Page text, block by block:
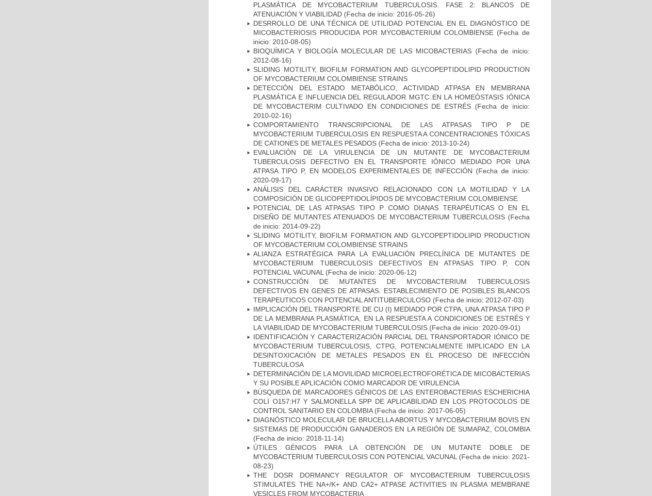
PLASMÁTICA DE MYCOBACTERIUM TUBERCULOSIS. FASE 2: BLANCOS DE
ATENUACIÓN Y VIABILIDAD (Fecha de inicio: 2016-05-26)
DESRROLLO DE UNA TÉCNICA DE UTILIDAD POTENCIAL EN EL DIAGNÓSTICO DE
MICOBACTERIOSIS PRODUCIDA POR MYCOBACTERIUM COLOMBIENSE (Fecha de
inicio: 2010-08-05)
BIOQUÍMICA Y BIOLOGÍA MOLECULAR DE LAS MICOBACTERIAS (Fecha de inicio:
2012-08-16)
SLIDING MOTILITY, BIOFILM FORMATION AND GLYCOPEPTIDOLIPID PRODUCTION
OF MYCOBACTERIUM COLOMBIENSE STRAINS
DETECCIÓN DEL ESTADO METABÓLICO, ACTIVIDAD ATPASA EN MEMBRANA
PLASMÁTICA E INFLUENCIA DEL REGULADOR MGTC EN LA HOMEÓSTASIS IÓNICA
DE MYCOBACTERIM CULTIVADO EN CONDICIONES DE ESTRÉS (Fecha de inicio:
2010-02-16)
COMPORTAMIENTO TRANSCRIPCIONAL DE LAS ATPASAS TIPO P DE
MYCOBACTERIUM TUBERCULOSIS EN RESPUESTA A CONCENTRACIONES TÓXICAS
DE CATIONES DE METALES PESADOS (Fecha de inicio: 2013-10-24)
EVALUACIÓN DE LA VIRULENCIA DE UN MUTANTE DE MYCOBACTERIUM
TUBERCULOSIS DEFECTIVO EN EL TRANSPORTE IÓNICO MEDIADO POR UNA
ATPASA TIPO P, EN MODELOS EXPERIMENTALES DE INFECCIÓN (Fecha de inicio:
2020-09-17)
ANÁLISIS DEL CARÁCTER INVASIVO RELACIONADO CON LA MOTILIDAD Y LA
COMPOSICIÓN DE GLICOPEPTIDOLÍPIDOS DE MYCOBACTERIUM COLOMBIENSE
POTENCIAL DE LAS ATPASAS TIPO P COMO DIANAS TERAPÉUTICAS O EN EL
DISEÑO DE MUTANTES ATENUADOS DE MYCOBACTERIUM TUBERCULOSIS (Fecha
de inicio: 2014-09-22)
SLIDING MOTILITY, BIOFILM FORMATION AND GLYCOPEPTIDOLIPID PRODUCTION
OF MYCOBACTERIUM COLOMBIENSE STRAINS
ALIANZA ESTRATÉGICA PARA LA EVALUACIÓN PRECLÍNICA DE MUTANTES DE
MYCOBACTERIUM TUBERCULOSIS DEFECTIVOS EN ATPASAS TIPO P, CON
POTENCIAL VACUNAL (Fecha de inicio: 2020-06-12)
CONSTRUCCIÓN DE MUTANTES DE MYCOBACTERIUM TUBERCULOSIS
DEFECTIVOS EN GENES DE ATPASAS. ESTABLECIMIENTO DE POSIBLES BLANCOS
TERAPEUTICOS CON POTENCIAL ANTITUBERCULOSO (Fecha de inicio: 2012-07-03)
IMPLICACIÓN DEL TRANSPORTE DE CU (I) MEDIADO POR CTPA, UNA ATPASA TIPO P
DE LA MEMBRANA PLASMÁTICA, EN LA RESPUESTA A CONDICIONES DE ESTRÉS Y
LA VIABILIDAD DE MYCOBACTERIUM TUBERCULOSIS (Fecha de inicio: 2020-09-01)
IDENTIFICACIÓN Y CARACTERIZACIÓN PARCIAL DEL TRANSPORTADOR IÓNICO DE
MYCOBACTERIUM TUBERCULOSIS, CTPG, POTENCIALMENTE IMPLICADO EN LA
DESINTOXICACIÓN DE METALES PESADOS EN EL PROCESO DE INFECCIÓN
TUBERCULOSA
DETERMINACIÓN DE LA MOVILIDAD MICROELECTROFORÉTICA DE MICOBACTERIAS
Y SU POSIBLE APLICACIÓN COMO MARCADOR DE VIRULENCIA
BÚSQUEDA DE MARCADORES GÉNICOS DE LAS ENTEROBACTERIAS ESCHERICHIA
COLI O157:H7 Y SALMONELLA SPP DE APLICABILIDAD EN LOS PROTOCOLOS DE
CONTROL SANITARIO EN COLOMBIA(Fecha de inicio: 2017-06-05)
DIAGNÓSTICO MOLECULAR DE BRUCELLA ABORTUS Y MYCOBACTERIUM BOVIS EN
SISTEMAS DE PRODUCCIÓN GANADEROS EN LA REGIÓN DE SUMAPAZ, COLOMBIA
(Fecha de inicio: 2018-11-14)
ÚTILES GÉNICOS PARA LA OBTENCIÓN DE UN MUTANTE DOBLE DE
MYCOBACTERIUM TUBERCULOSIS CON POTENCIAL VACUNAL (Fecha de inicio: 2021-
08-23)
THE DOSR DORMANCY REGULATOR OF MYCOBACTERIUM TUBERCULOSIS
STIMULATES THE NA+/K+ AND CA2+ ATPASE ACTIVITIES IN PLASMA MEMBRANE
VESICLES FROM MYCOBACTERIA